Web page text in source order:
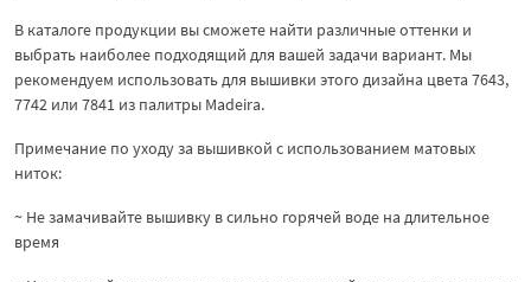
В каталоге продукции вы сможете найти различные оттенки и
выбрать наиболее подходящий для вашей задачи вариант. Мы
рекомендуем использовать для вышивки этого дизайна цвета 7643,
7742 или 7841 из палитры Madeira.
Примечание по уходу за вышивкой с использованием матовых
ниток:
~ Не замачивайте вышивку в сильно горячей воде на длительное
время